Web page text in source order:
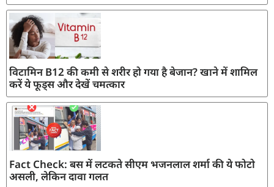
विटामिन B12 की कमी से शरीर हो गया है बेजान? खाने में शामिल
करें ये फूड्स और देखें चमत्कार
Fact Check: बस में लटकते सीएम भजनलाल शर्मा की ये फोटो
असली, लेकिन दावा गलत